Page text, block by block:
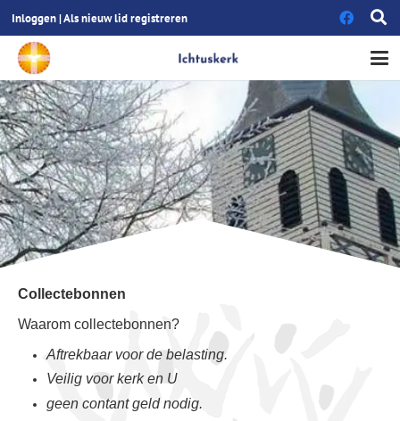
Inloggen|Als nieuw lid registreren
Collectebonnen
Waarom collectebonnen?
Aftrekbaar voor de belasting.
Veilig voor kerk en U
geen contant geld nodig.